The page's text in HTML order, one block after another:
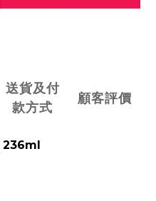
送貨及付
款方式
顧客評價
236ml